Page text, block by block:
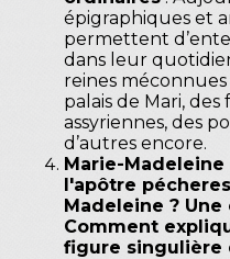
épigraphiques et
permettent
dans leur
reines
palais de Mari, des
assyriennes, des
d’autres encore.
Marie-
l'apôtre
Madeleine ?
Comment
figure singulière